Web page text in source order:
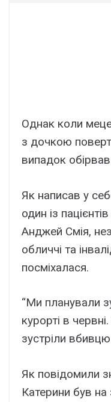
Однак коли
з дочкою
випадок
Як написав у
один із
Анджей Смія,
обличчі та
посміхалася.
“Ми планували
курорті в
зустріли
Як повідомили
Катерини був на